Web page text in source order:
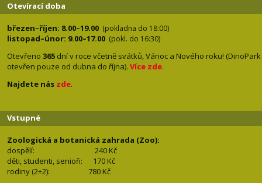
Otevírací doba
březen–říjen: 8.00–19.00 (pokladna do 18:00)
listopad–únor: 9.00–17.00 (pokl. do 16:30)
Otevřeno 365 dní v roce včetně svátků, Vánoc a Nového roku! (DinoPark
otevřen pouze od dubna do října). Více zde.
Najdete nás zde.
Vstupné
Zoologická a botanická zahrada (Zoo):
dospělí:
240 Kč
děti, studenti, senioři: 170 Kč
rodiny (2+2): 780 Kč